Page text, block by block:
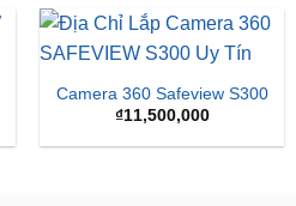
Camera 360 Safeview S300
₫11,500,000